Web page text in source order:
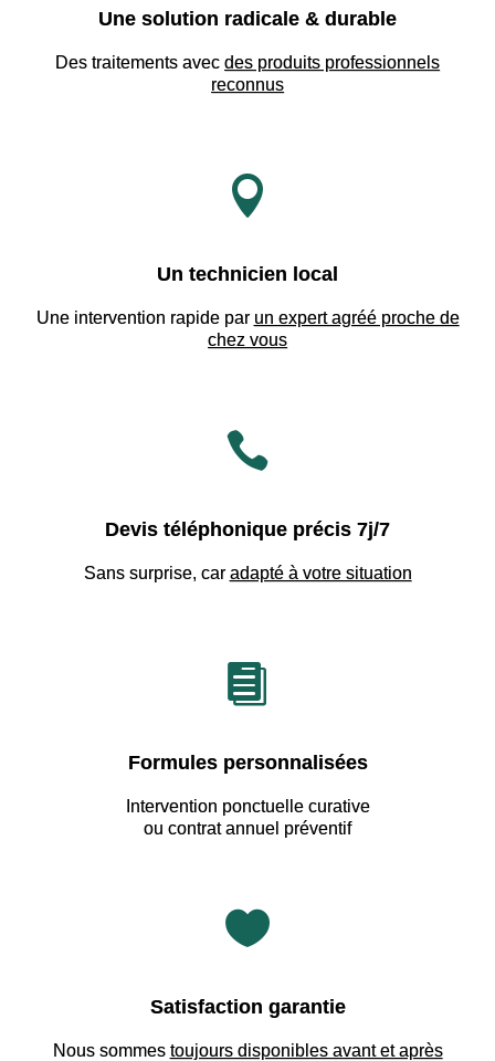
Une solution radicale & durable
Des traitements avec des produits professionnels
reconnus

Un technicien local
Une intervention rapide par un expert agréé proche de
chez vous

Devis téléphonique précis 7j/7
Sans surprise, car adapté à votre situation

Formules personnalisées
Intervention ponctuelle curative
ou contrat annuel préventif

Satisfaction garantie
Nous sommes toujours disponibles avant et après